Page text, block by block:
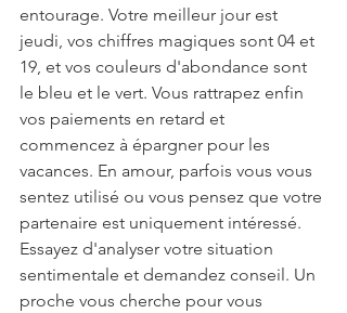
entourage. Votre meilleur jour est
jeudi, vos chiffres magiques sont 04 et
19, et vos couleurs d'abondance sont
le bleu et le vert. Vous rattrapez enfin
vos paiements en retard et
commencez à épargner pour les
vacances. En amour, parfois vous vous
sentez utilisé ou vous pensez que votre
partenaire est uniquement intéressé.
Essayez d'analyser votre situation
sentimentale et demandez conseil. Un
proche vous cherche pour vous